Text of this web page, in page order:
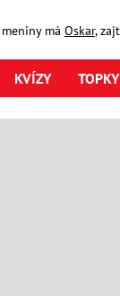
meniny má Oskar,
KVÍZY